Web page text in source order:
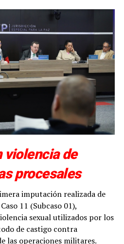
violencia de
procesales
imputación realizada de
11 (Subcaso 01),
sexual utilizados por los
de castigo contra
las operaciones militares.